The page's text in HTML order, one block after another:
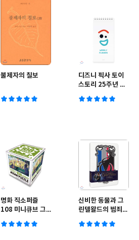
불제자의 칠보
디즈니 픽사 토이
스토리 25주년 기
위클리 플래너
명화 직소퍼즐
108 미니큐브 그
오후
신비한 동물과 그
린델왈드의 범죄
널노트 다이어리